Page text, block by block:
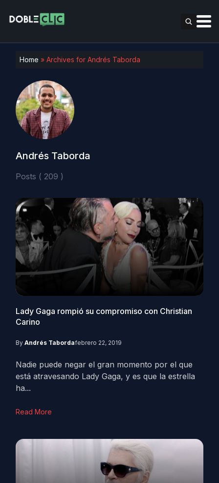
Home » Archives for Andrés Taborda
Andrés Taborda
Posts ( 209 )
Lady Gaga rompió su compromiso con Christian
Carino
By Andrés Tabordafebrero 22, 2019
Nadie puede negar el gran momento por el que
está atravesando Lady Gaga, y es que la estrella
ha...
Read More